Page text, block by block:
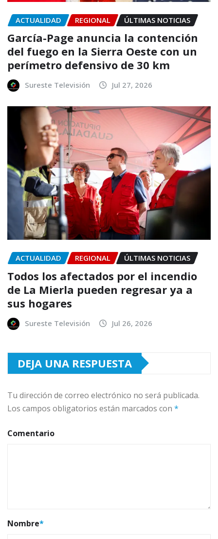
ACTUALIDAD REGIONAL ÚLTIMAS NOTICIAS
García-Page anuncia la contención
del fuego en la Sierra Oeste con un
perímetro defensivo de 30 km
Sureste Televisión Jul 27, 2026
ACTUALIDAD REGIONAL ÚLTIMAS NOTICIAS
Todos los afectados por el incendio
de La Mierla pueden regresar ya a
sus hogares
Sureste Televisión Jul 26, 2026
DEJA UNA RESPUESTA
Tu dirección de correo electrónico no será publicada.
Los campos obligatorios están marcados con *
Comentario
Nombre*